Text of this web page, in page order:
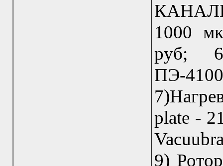
1000
руб;
ПЭ-
plate -
9)